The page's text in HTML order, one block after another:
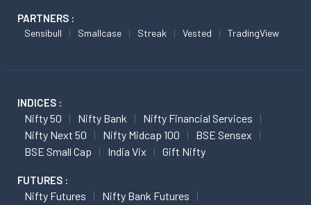
PARTNERS :
Sensibull Smallcase Streak Vested TradingView
INDICES :
Nifty 50 Nifty Bank
Nifty Financial Services
Nifty Next 50
Nifty Midcap 100
BSE Sensex
BSE Small Cap
India Vix Gift Nifty
FUTURES :
Nifty Futures
Nifty Bank Futures